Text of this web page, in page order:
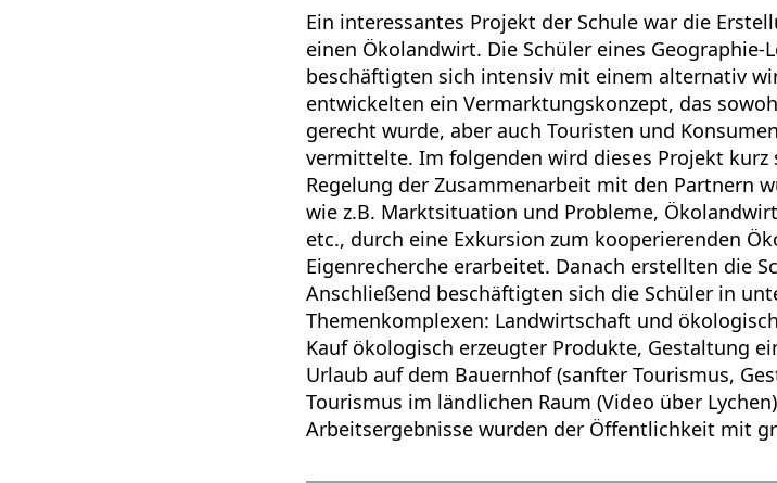
Ein interessantes Projekt der Schule war die
einen Ökolandwirt. Die Schüler eines Geographie-
beschäftigten sich intensiv mit einem alternativ
entwickelten ein Vermarktungskonzept, das
gerecht wurde, aber auch Touristen und
vermittelte. Im folgenden wird dieses Projekt
Regelung der Zusammenarbeit mit den Partnern
wie z.B. Marktsituation und Probleme,
etc., durch eine Exkursion zum kooperierenden
Eigenrecherche erarbeitet. Danach erstellten die
Anschließend beschäftigten sich die Schüler in
Themenkomplexen: Landwirtschaft und
Kauf ökologisch erzeugter Produkte, Gestaltung
Urlaub auf dem Bauernhof (sanfter Tourismus,
Tourismus im ländlichen Raum (Video über
Arbeitsergebnisse wurden der Öffentlichkeit mit